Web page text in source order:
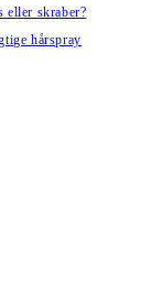
eller skraber?
hårspray